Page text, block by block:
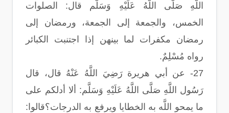
اللَّهِ صَلَّى اللَّهُ عَلَيْهِ وَسَلَّم قال: الصلوات
الخمس، والجمعة إلى الجمعة، ورمضان إلى
رمضان مكفرات لما بينهن إذا اجتنبت الكبائر
رواه مُسْلِمٌ.
27- عن أبي هريرة رَضِيَ اللَّهُ عَنْهُ قال، قال
رَسُول اللَّهِ صَلَّى اللَّهُ عَلَيْهِ وَسَلَّم: ألا أدلكم على
ما يمحو اللَّه به الخطايا ويرفع به الدرجات؟قالوا: